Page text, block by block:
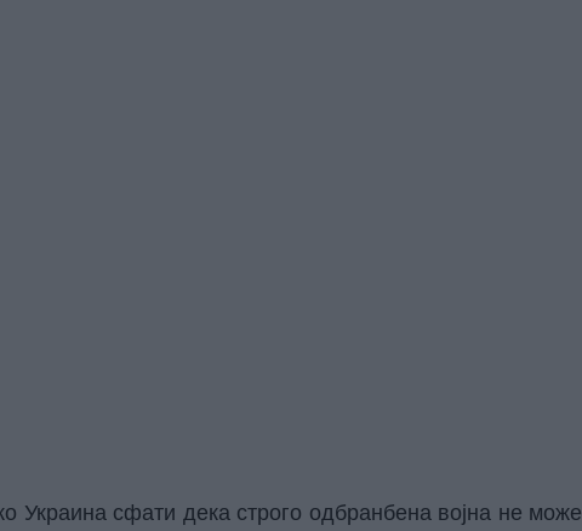
Украина сфати дека строго одбранбена војна не може